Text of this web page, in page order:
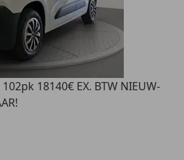
18140€ EX. BTW NIEUW-